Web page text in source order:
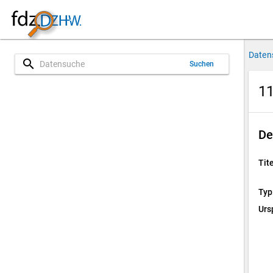
search Suchen